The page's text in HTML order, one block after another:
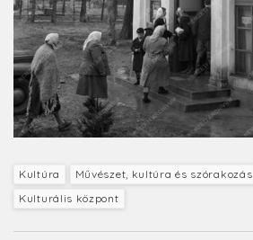
Kultúra Művészet, kultúra és szórakozás
Kulturális központ